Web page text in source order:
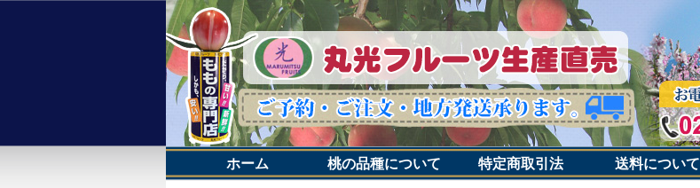
ホーム 桃の品種について 特定商取引法 送料について